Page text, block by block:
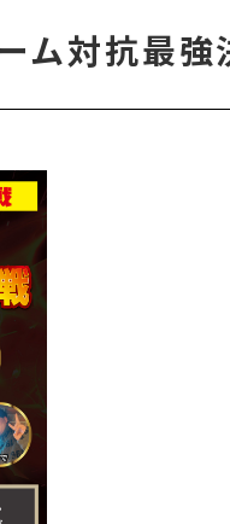
ム対抗最強